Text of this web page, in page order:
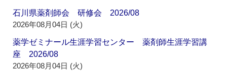
石川県薬剤師会 研修会 2026/08
2026年08月04日 (火)
薬学ゼミナール生涯学習センター 薬剤師生涯学習講
座 2026/08
2026年08月04日 (火)